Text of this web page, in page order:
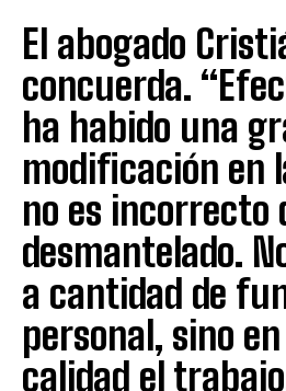
El abogado
concuerda.
ha habido una
modificación en
no es incorrecto
desmantelado.
a cantidad de
personal, sino
calidad el